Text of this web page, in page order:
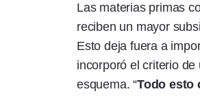
Las materias primas
reciben un mayor
Esto deja fuera a
incorporó el criterio
esquema. “Todo esto